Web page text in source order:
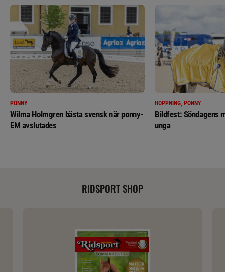
PONNY
Wilma Holmgren bästa svensk när ponny-
EM avslutades
HOPPNING, PONNY
Bildfest: Söndagens
unga
RIDSPORT SHOP